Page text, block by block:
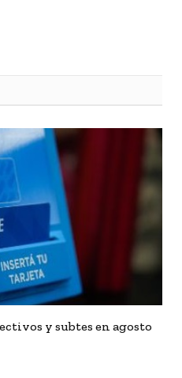
y subtes en agosto